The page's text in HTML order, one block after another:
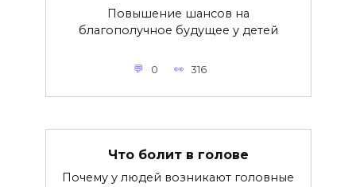
Повышение шансов на
благополучное будущее у детей
0 316
Что болит в голове
Почему у людей возникают головные